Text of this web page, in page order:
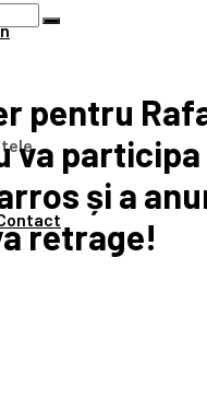
pentru
va participa
și a
retrage!